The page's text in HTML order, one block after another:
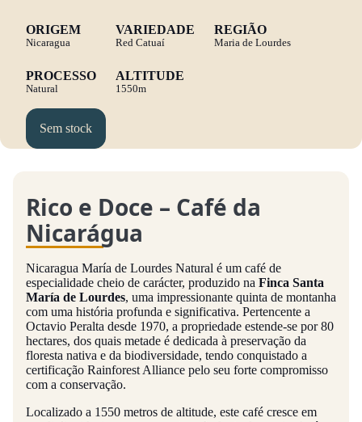
ORIGEM
Nicaragua
VARIEDADE
Red Catuaí
REGIÃO
Maria de Lourdes
PROCESSO
Natural
ALTITUDE
1550m
Sem stock
Rico e Doce – Café da
Nicarágua
Nicaragua María de Lourdes Natural é um café de
especialidade cheio de carácter, produzido na Finca Santa
María de Lourdes, uma impressionante quinta de montanha
com uma história profunda e significativa. Pertencente a
Octavio Peralta desde 1970, a propriedade estende-se por 80
hectares, dos quais metade é dedicada à preservação da
floresta nativa e da biodiversidade, tendo conquistado a
certificação Rainforest Alliance pelo seu forte compromisso
com a conservação.
Localizado a 1550 metros de altitude, este café cresce em